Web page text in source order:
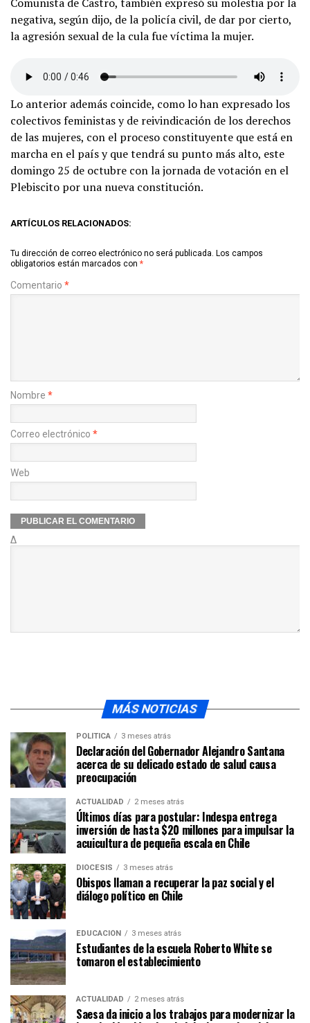
negativa, según dijo, de la policía civil, de dar por cierto,
la agresión sexual de la cula fue víctima la mujer.
Lo anterior además coincide, como lo han expresado los
colectivos feministas y de reivindicación de los derechos
de las mujeres, con el proceso constituyente que está en
marcha en el país y que tendrá su punto más alto, este
domingo 25 de octubre con la jornada de votación en el
Plebiscito por una nueva constitución.
ARTÍCULOS RELACIONADOS:
Tu dirección de correo electrónico no será publicada. Los campos
obligatorios están marcados con *
Comentario *
Nombre *
Correo electrónico *
Web
Δ
MÁS NOTICIAS
POLÍTICA 3 meses atrás
Declaración del Gobernador Alejandro Santana
acerca de su delicado estado de salud causa
preocupación
ACTUALIDAD 2 meses atrás
Últimos días para postular: Indespa entrega
inversión de hasta $20 millones para impulsar la
acuicultura de pequeña escala en Chile
DIÓCESIS 3 meses atrás
Obispos llaman a recuperar la paz social y el
diálogo político en Chile
EDUCACIÓN 3 meses atrás
Estudiantes de la escuela Roberto White se
tomaron el establecimiento
ACTUALIDAD 2 meses atrás
Saesa da inicio a los trabajos para modernizar la